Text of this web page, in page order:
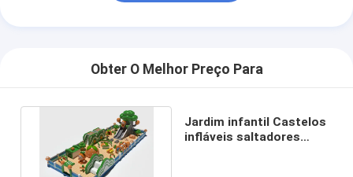
Obter O Melhor Preço Para
Jardim infantil Castelos
infláveis saltadores